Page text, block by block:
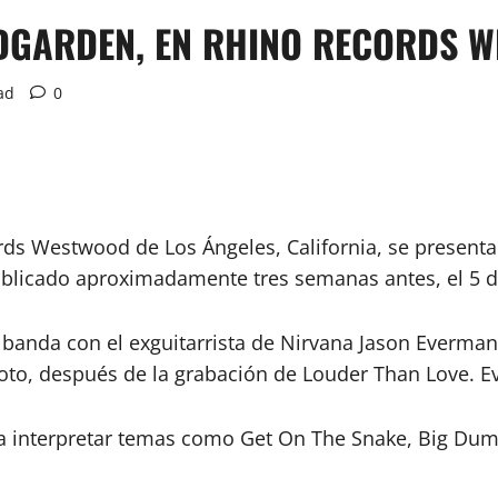
EN RHINO RECORDS
0
Westwood de Los Ángeles, California, se
aproximadamente tres semanas antes, el 5
con el exguitarrista de Nirvana Jason
después de la grabación de Louder Than Love.
temas como Get On The Snake, Big